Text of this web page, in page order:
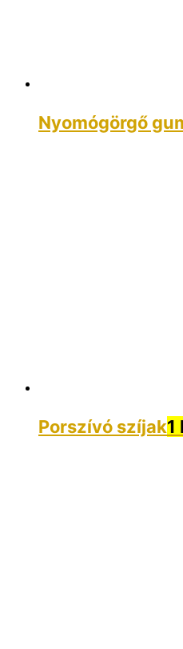
Nyomógörgő
Porszívó szíjak1